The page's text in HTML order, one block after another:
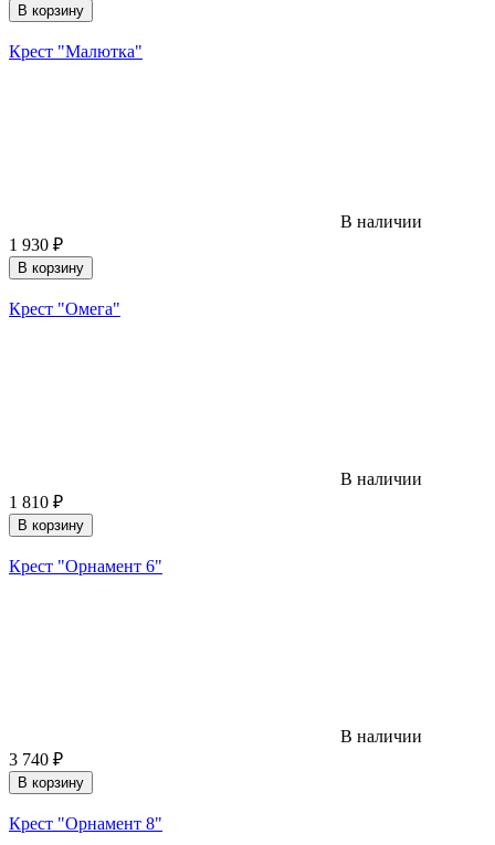
В корзину
Крест "Малютка"
В наличии
1 930 ₽
В корзину
Крест "Омега"
В наличии
1 810 ₽
В корзину
Крест "Орнамент 6"
В наличии
3 740 ₽
В корзину
Крест "Орнамент 8"